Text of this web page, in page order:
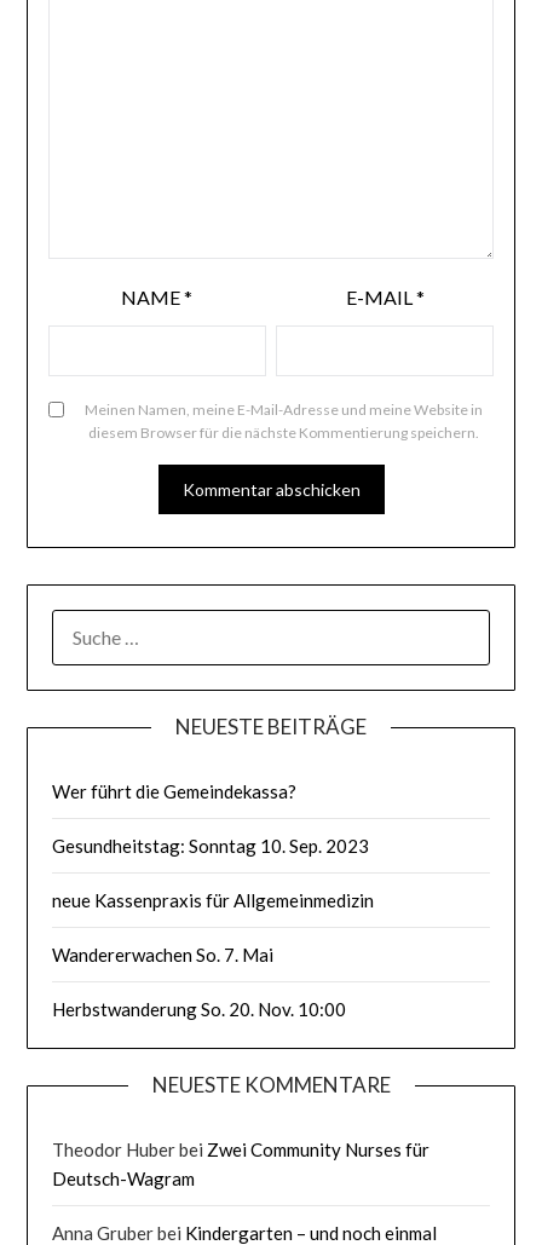
NAME* E-MAIL*
Meinen Namen, meine E-Mail-Adresse und meine Website in
diesem Browser für die nächste Kommentierung speichern.
NACH:
NEUESTE BEITRÄGE
Wer führt die Gemeindekassa?
Gesundheitstag: Sonntag 10. Sep. 2023
neue Kassenpraxis für Allgemeinmedizin
Wandererwachen So. 7. Mai
Herbstwanderung So. 20. Nov. 10:00
NEUESTE KOMMENTARE
Theodor Huberbei Zwei Community Nurses für
Deutsch-Wagram
Anna Gruberbei Kindergarten – und noch einmal